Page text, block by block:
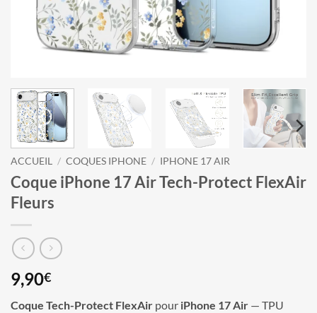
ACCUEIL / COQUES IPHONE / IPHONE 17 AIR
Coque iPhone 17 Air Tech-Protect FlexAir
Fleurs
9,90€
Coque Tech-Protect FlexAir pour iPhone 17 Air — TPU